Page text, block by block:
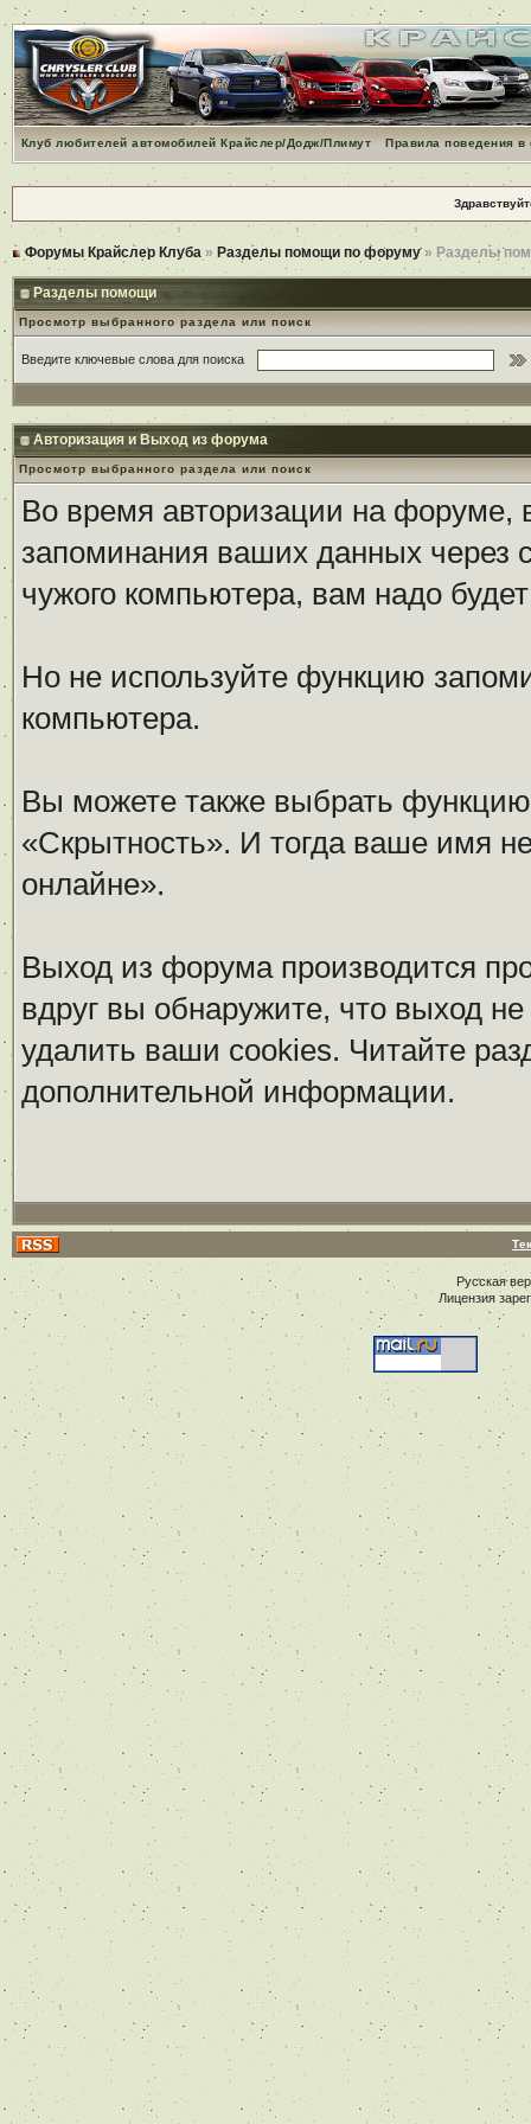
Клуб любителей автомобилей Крайслер/Додж/Плимут Правила поведения
Форумы Крайслер Клуба » Разделы помощи по форуму» Разделы
Разделы помощи
Просмотр выбранного раздела или поиск
Введите ключевые слова для поиска
Авторизация и Выход из форума
Просмотр выбранного раздела или поиск
Во время авторизации на
запоминания ваших данных
чужого компьютера, вам надо
Но не используйте функцию
компьютера.
Вы можете также выбрать функцию
«Скрытность». И тогда ваше имя
онлайне».
Выход из форума производится
вдруг вы обнаружите, что выход
удалить ваши cookies. Читайте
дополнительной информации.
Русская
Лицензия